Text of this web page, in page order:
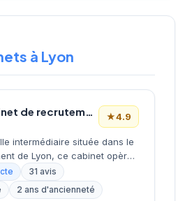
à Lyon
★4.9
intermédiaire située dans le
de Lyon, ce cabinet opère
d'affaires de la Part-Dieu.
AZAD, l'entreprise
de recrutement avec
31 avis
2 ans d'ancienneté